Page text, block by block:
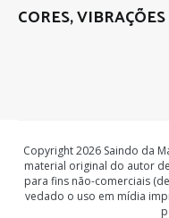
CORES,
Copyright 2026 Saindo da
material original do autor
para fins não-comerciais
vedado o uso em mídia